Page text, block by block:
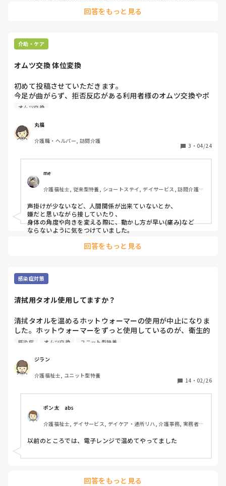
回答をもっと見る
介助・ケア
オムツ交換 体位変換
初めて投稿させていただきます。
今足が曲がらず、拒否反応がある利用者様のオムツ交換やポ
ジショニング行っているのですが、私に対しての拒否が多め
認知症入っているので個人的ではないと思うのですが、私の
サービスの仕方が悪いのかと思います。
みなさんそのような方の介助にあたる場合どのようにサービ
オムツ交換
丸福
介護職・ヘルパー, 訪問介護
3 ・ 04/24
me
介護福祉士, 従来型特養, ショートステイ, デイサービス, 訪問介護,
声掛けが少ないなど、人間関係が出来ていないとか、
嫌だと思いながら接していたり、
身体の角度や向きを変える際に、動かし方が早い(痛み)など
ならないように気をつけていました。
回答をもっと見る
感染症対策
清拭用タオル使用してますか？
清拭タオルを温めるホットウォーマーの使用が中止になりま
した。ホットウォーマーをずっと使用しているのが、衛生的
に良くないらしく、レジオネラ菌の問題もあるそうで……
今は居室にある洗面台のお湯を使用して、その都度濡らして
から対応をしていますが、洗面台から出るお湯は38℃くらい
なので、清拭タオルとしては少し冷たい温度で、入居者さん
こんご、ホットウォーマーを使用することはないようで、何
か別の対応を考えないといけないのですが、皆さんの施設
感染症 オムツ交換 ユニット型特養
ジラン
介護福祉士, ユニット型特養
14 ・ 02/26
ポン太　abs
介護福祉士, デイサービス, デイケア・通所リハ, 介護事務, 実務者研
以前のところでは、電子レンジで温めてやってました
回答をもっと見る